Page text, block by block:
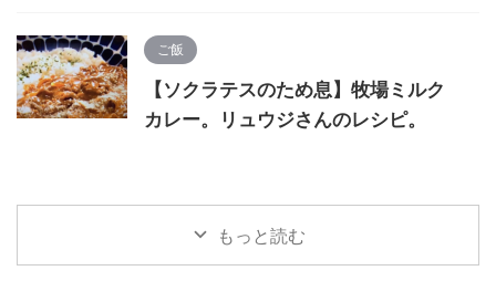
ご飯
【ソクラテスのため息】牧場ミルク
カレー。リュウジさんのレシピ。
もっと読む